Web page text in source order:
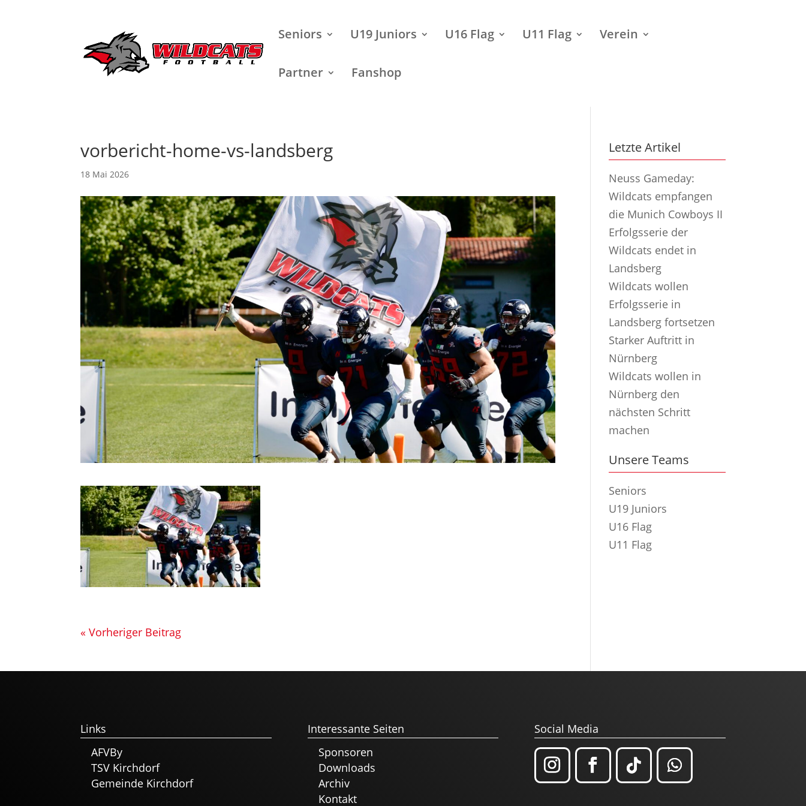
Seniors U19 Juniors U16 Flag U11 Flag Verein
Partner Fanshop
vorbericht-home-vs-landsberg
18 Mai 2026
« Vorheriger Beitrag
Letzte Artikel
Neuss Gameday:
Wildcats empfangen
die Munich Cowboys II
Erfolgsserie der
Wildcats endet in
Landsberg
Wildcats wollen
Erfolgsserie in
Landsberg fortsetzen
Starker Auftritt in
Nürnberg
Wildcats wollen in
Nürnberg den
nächsten Schritt
machen
Unsere Teams
Seniors
U19 Juniors
U16 Flag
U11 Flag
Links
AFVBy
TSV Kirchdorf
Gemeinde Kirchdorf
Interessante Seiten
Sponsoren
Downloads
Archiv
Kontakt
Social Media